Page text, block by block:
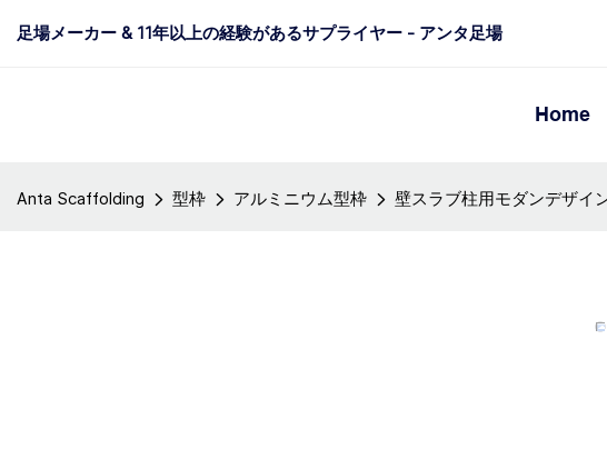
足場メーカー & 11年以上の経験があるサプライヤー - アンタ足場
Home
Anta Scaffolding 型枠 アルミニウム型枠 壁スラブ柱用モダンデザイ